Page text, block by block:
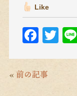
Like
F
ac
eb
o
T
w
« 前の記事